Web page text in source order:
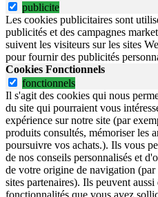
publicite
Les cookies publicitaires sont
publicités et des campagnes
suivent les visiteurs sur les sites
pour fournir des publicités
Cookies Fonctionnels
fonctionnels
Il s'agit des cookies qui nous
du site qui pourraient vous
expérience sur notre site (par
produits consultés, mémoriser les
poursuivre vos achats.). Ils vous
de nos conseils personnalisés et
de votre origine de navigation
sites partenaires). Ils peuvent
fonctionnalités que vous avez